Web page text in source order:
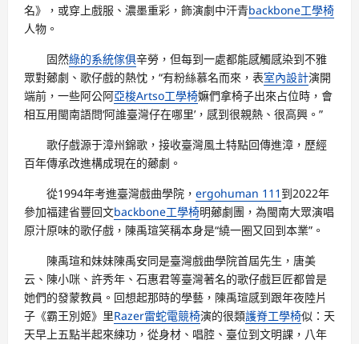
名》，或穿上戲服、濃墨重彩，飾演劇中汗青backbone工學椅
人物。
固然綠的系統傢俱辛勞，但每到一處都能感觸感染到不雅
眾對薌劇、歌仔戲的熱忱，“有粉絲慕名而來，表室內設計演開
端前，一些阿公阿亞梭Artso工學椅嫲們拿椅子出來占位時，會
相互用閩南語問‘阿誰臺灣仔在哪里’，感到很親熱、很高興。”
歌仔戲源于漳州錦歌，接收臺灣風土特點回傳進漳，歷經
百年傳承改進構成現在的薌劇。
從1994年考進臺灣戲曲學院， ergohuman 111 到2022年
參加福建省豐回文backbone工學椅明薌劇團，為閩南大眾演唱
原汁原味的歌仔戲，陳禹瑄笑稱本身是“繞一圈又回到本業”。
陳禹瑄和妹妹陳禹安同是臺灣戲曲學院首屆先生，唐美
云、陳小咪、許秀年、石惠君等臺灣著名的歌仔戲巨匠都曾是
她們的發蒙教員。回想起那時的學藝，陳禹瑄感到跟年夜陸片
子《霸王別姬》里Razer雷蛇電競椅演的很類護脊工學椅似：天
天早上五點半起來練功，從身材、唱腔、臺位到文明課，八年